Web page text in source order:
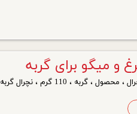
و میگو برای گربه
، محصول ،گربه ، 110 گرم ،نچرال گربه